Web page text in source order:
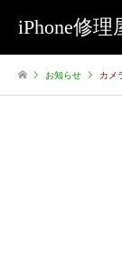
iPhone修理
お知らせ カメ